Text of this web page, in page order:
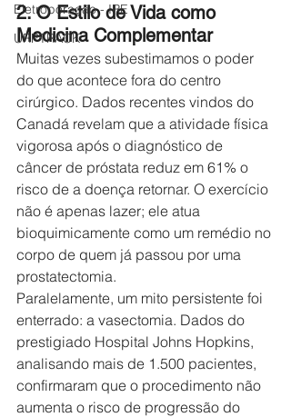
Eletroporação - IRE
URPTRACK
2. O Estilo de Vida como
Medicina Complementar
Muitas vezes subestimamos o poder
do que acontece fora do centro
cirúrgico. Dados recentes vindos do
Canadá revelam que a atividade física
vigorosa após o diagnóstico de
câncer de próstata reduz em 61% o
risco de a doença retornar. O exercício
não é apenas lazer; ele atua
bioquimicamente como um remédio no
corpo de quem já passou por uma
prostatectomia.
Paralelamente, um mito persistente foi
enterrado: a vasectomia. Dados do
prestigiado Hospital Johns Hopkins,
analisando mais de 1.500 pacientes,
confirmaram que o procedimento não
aumenta o risco de progressão do